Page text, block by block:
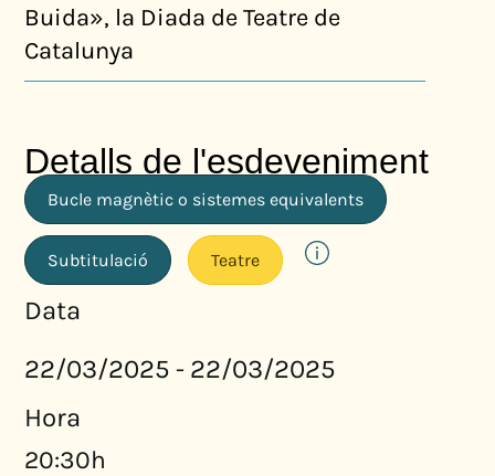
Buida», la Diada de Teatre de
Catalunya
Detalls de l'esdeveniment
Bucle magnètic o sistemes equivalents
Subtitulació Teatre
Data
22/03/2025 - 22/03/2025
Hora
20:30h